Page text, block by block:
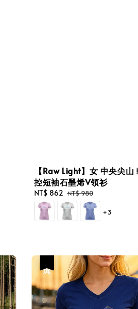
【Raw Light】女 中央尖山
控短袖石墨烯V領衫
Sale
price
NT$ 862 Regular
price
NT$ 980
+3